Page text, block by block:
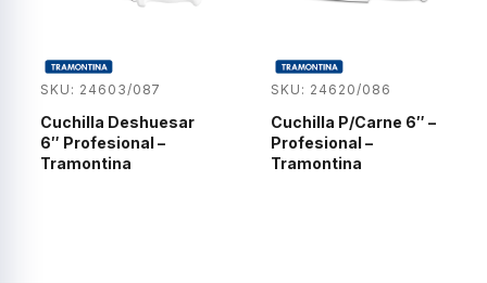
SKU: 24603/087
Cuchilla Deshuesar
6″ Profesional –
Tramontina
SKU: 24620/086
Cuchilla P/Carne 6″ –
Profesional –
Tramontina